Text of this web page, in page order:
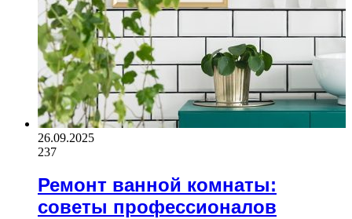
26.09.2025
237
Ремонт ванной комнаты:
советы профессионалов